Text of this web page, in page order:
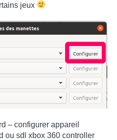
jeux
– configurer appareil
ou sdl xbox 360 controller